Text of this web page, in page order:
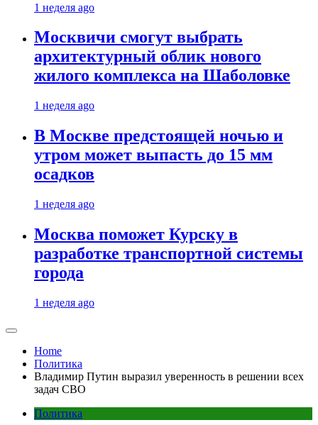
1 неделя ago
Москвичи смогут выбрать
архитектурный облик нового
жилого комплекса на Шаболовке
1 неделя ago
В Москве предстоящей ночью и
утром может выпасть до 15 мм
осадков
1 неделя ago
Москва поможет Курску в
разработке транспортной системы
города
1 неделя ago
Home
Политика
Владимир Путин выразил уверенность в решении всех
задач СВО
Политика